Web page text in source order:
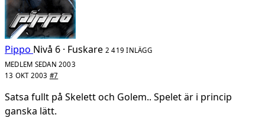
Pippo Nivå 6 · Fuskare 2 419 INLÄGG
MEDLEM SEDAN 2003
13 OKT 2003 #7
Satsa fullt på Skelett och Golem.. Spelet är i princip
ganska lätt.